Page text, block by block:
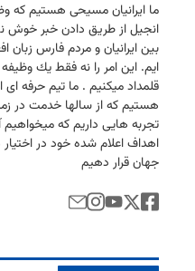
ما ایرانیان مسیحی هستیم كه
انجیل از طریق دادن خبر
بین ایرانیان و مردم فارس زبان
ایم. این امر را نه فقط یك
قلمداد میكنیم . ما تیم حرفه
هستیم كه از سالها خدمت در
تجربه هایی داریم كه میخواهیم
اهداف اعلام شده خود در اختیار
جهان قرار دهیم